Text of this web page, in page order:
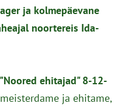
ja kolmepäevane
noortereis Ida-
ehitajad" 8-12-
ja ehitame,